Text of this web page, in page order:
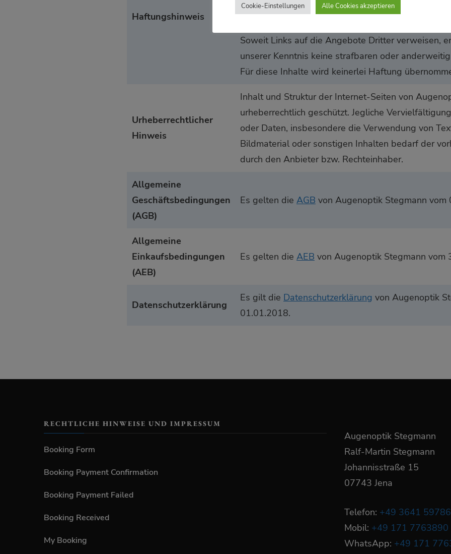
Haftungshinweis
Wir weisen ausdrücklich darauf hin, dass wir für
World Wide Web (sogenannte „deep links“) nicht
Soweit Links auf die Angebote Dritter verweisen,
unserer Kenntnis keine strafbaren oder
Für diese Inhalte wird keinerlei Haftung
Urheberrechtlicher
Hinweis
Inhalt und Struktur der Internet-Seiten von
urheberrechtlich geschützt. Jegliche
oder Daten, insbesondere die Verwendung von
Bildmaterial oder sonstigen Inhalten bedarf der
durch den Anbieter bzw. Rechteinhaber.
Allgemeine
Geschäftsbedingungen
(AGB)
Es gelten die AGB von Augenoptik Stegmann vom
Allgemeine
Einkaufsbedingungen
(AEB)
Es gelten die AEB von Augenoptik Stegmann vom
Datenschutzerklärung
Es gilt die Datenschutzerklärung von Augenoptik
01.01.2018.
RECHTLICHE HINWEISE UND IMPRESSUM
Booking Form
Booking Payment Confirmation
Booking Payment Failed
Booking Received
My Booking
Augenoptik Stegmann
Ralf-Martin Stegmann
Johannisstraße 15
07743 Jena
Telefon: +49 3641
Mobil: +49 171 7763890
WhatsApp: +49 171
Cookie-Einstellungen Alle Cookies akzeptieren